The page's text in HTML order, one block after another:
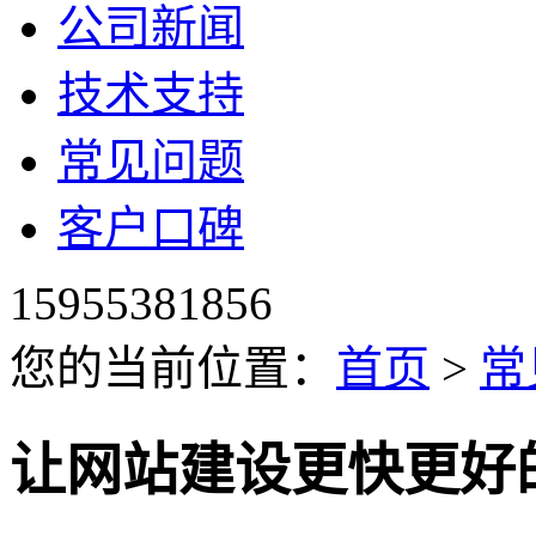
公司新闻
技术支持
常见问题
客户口碑
15955381856
您的当前位置： 首页 >
让网站建设更快更好